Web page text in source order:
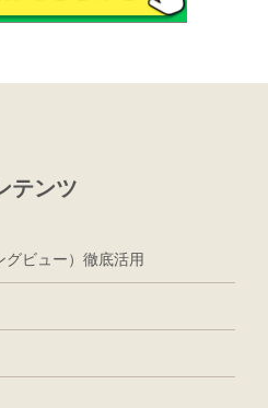
テンツ
ビュー）徹底活用